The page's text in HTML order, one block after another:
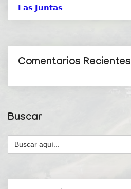
𝗟𝗮𝘀 𝗝𝘂𝗻𝘁𝗮𝘀
Comentarios Recientes
Buscar
Buscar: